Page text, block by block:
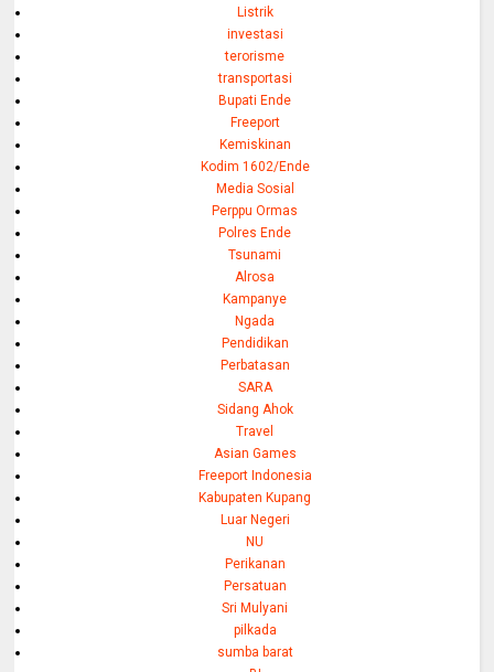
Listrik
investasi
terorisme
transportasi
Bupati Ende
Freeport
Kemiskinan
Kodim 1602/Ende
Media Sosial
Perppu Ormas
Polres Ende
Tsunami
Alrosa
Kampanye
Ngada
Pendidikan
Perbatasan
SARA
Sidang Ahok
Travel
Asian Games
Freeport Indonesia
Kabupaten Kupang
Luar Negeri
NU
Perikanan
Persatuan
Sri Mulyani
pilkada
sumba barat